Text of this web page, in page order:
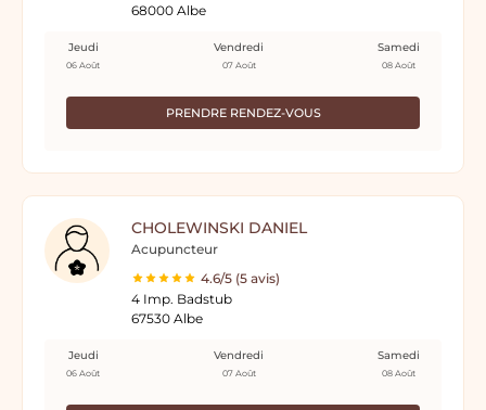
68000 Albe
PRENDRE RENDEZ-VOUS
Jeudi
06 Août
Vendredi
07 Août
Samedi
08 Août
CHOLEWINSKI DANIEL
Acupuncteur
4.6/5 (5 avis)
4 Imp. Badstub
67530 Albe
Jeudi
06 Août
Vendredi
07 Août
Samedi
08 Août